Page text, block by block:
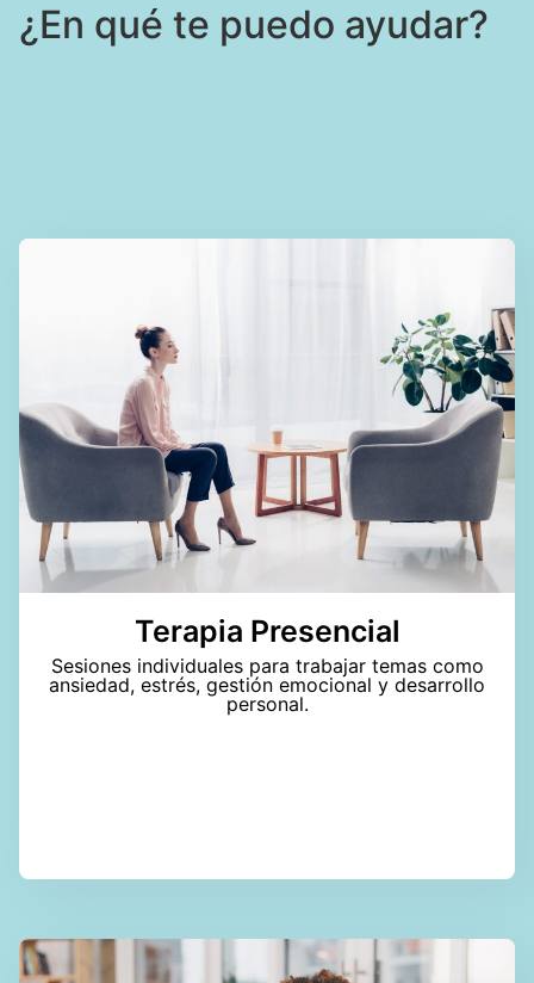
¿En qué te puedo ayudar?
Terapia Presencial
Sesiones individuales para trabajar temas como
ansiedad, estrés, gestión emocional y desarrollo
personal.